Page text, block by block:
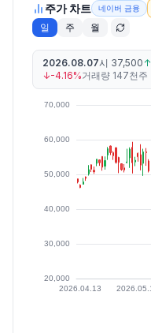
주가 차트 네이버 금융
일 주 월
2026.08.07시 37,500 ↑
↓-4.16%거래량 147천주